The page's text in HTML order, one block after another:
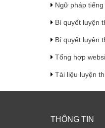
Ngữ pháp
Bí quyết luyện
Bí quyết luyện
Tổng hợp
Tài liệu luyện
THÔNG TIN